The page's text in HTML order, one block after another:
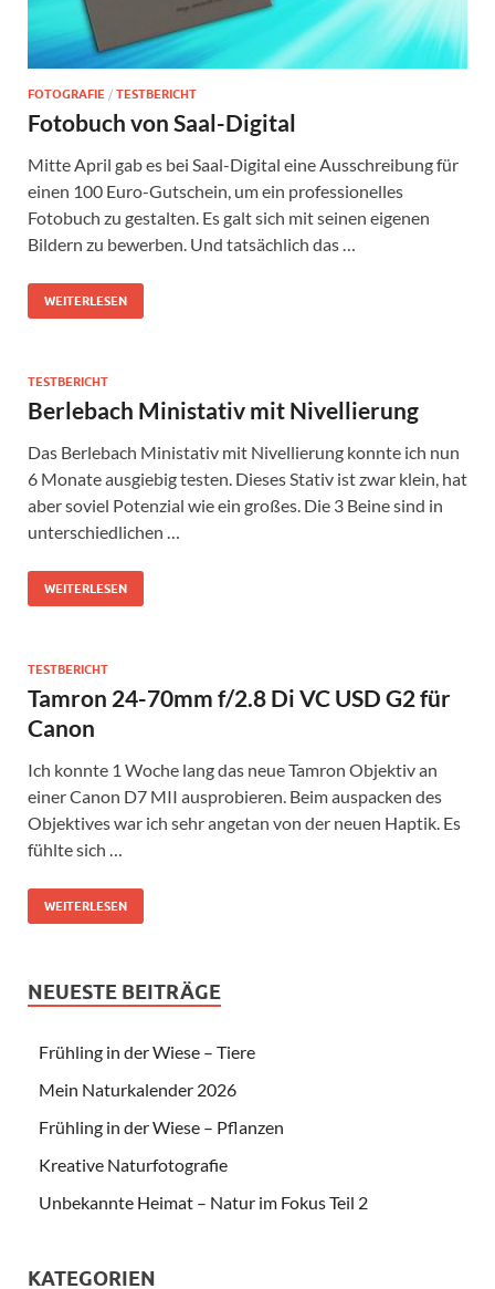
FOTOGRAFIE / TESTBERICHT
Fotobuch von Saal-Digital
Mitte April gab es bei Saal-Digital eine Ausschreibung für
einen 100 Euro-Gutschein, um ein professionelles
Fotobuch zu gestalten. Es galt sich mit seinen eigenen
Bildern zu bewerben. Und tatsächlich das …
WEITERLESEN
TESTBERICHT
Berlebach Ministativ mit Nivellierung
Das Berlebach Ministativ mit Nivellierung konnte ich nun
6 Monate ausgiebig testen. Dieses Stativ ist zwar klein, hat
aber soviel Potenzial wie ein großes. Die 3 Beine sind in
unterschiedlichen …
WEITERLESEN
TESTBERICHT
Tamron 24-70mm f/2.8 Di VC USD G2 für
Canon
Ich konnte 1 Woche lang das neue Tamron Objektiv an
einer Canon D7 MII ausprobieren. Beim auspacken des
Objektives war ich sehr angetan von der neuen Haptik. Es
fühlte sich …
WEITERLESEN
NEUESTE BEITRÄGE
Frühling in der Wiese – Tiere
Mein Naturkalender 2026
Frühling in der Wiese – Pflanzen
Kreative Naturfotografie
Unbekannte Heimat – Natur im Fokus Teil 2
KATEGORIEN